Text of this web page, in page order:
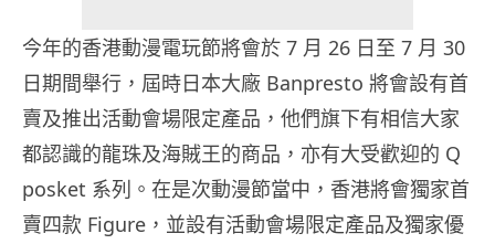
今年的香港動漫電玩節將會於 7 月 26 日至 7 月 30
日期間舉行，屆時日本大廠 Banpresto 將會設有首
賣及推出活動會場限定產品，他們旗下有相信大家
都認識的龍珠及海賊王的商品，亦有大受歡迎的 Q
posket 系列。在是次動漫節當中，香港將會獨家首
賣四款 Figure，並設有活動會場限定產品及獨家優